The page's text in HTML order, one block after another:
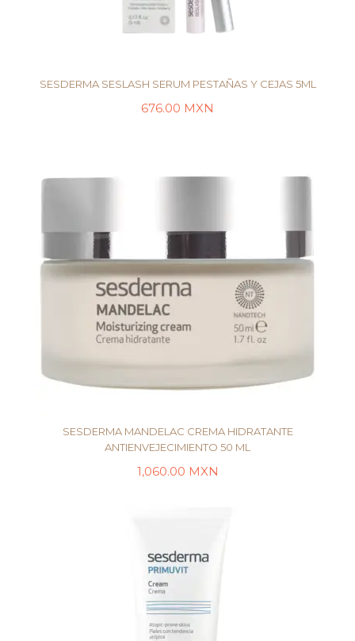
SESDERMA SESLASH SERUM PESTAÑAS Y CEJAS 5ML
676.00 MXN
SESDERMA MANDELAC CREMA HIDRATANTE
ANTIENVEJECIMIENTO 50 ML
1,060.00 MXN